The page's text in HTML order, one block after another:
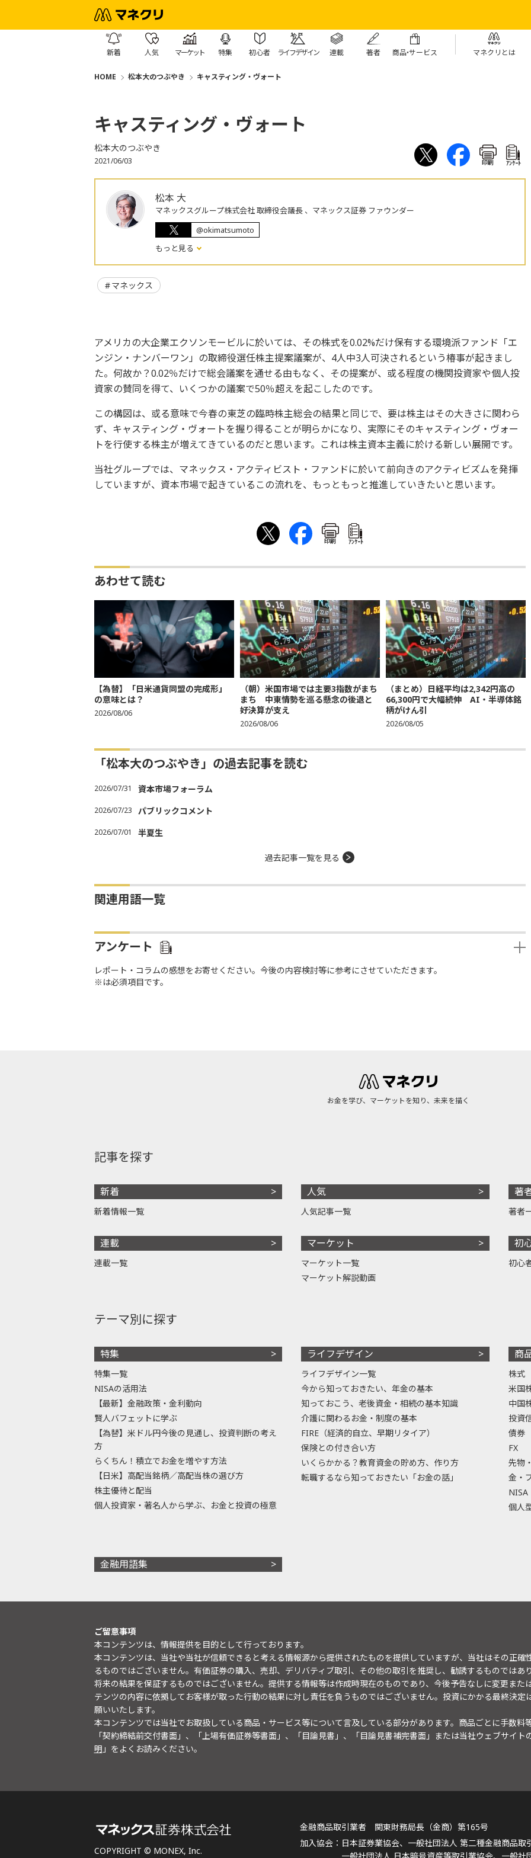
新着 人気 マーケット 特集 初心者 ライフデザイン 連載 著者 商品・サービス マネクリとは
HOME 松本大のつぶやき キャスティング・ヴォート
キャスティング・ヴォート
松本大のつぶやき
2021/06/03 印刷 ｱﾝｹｰﾄ
松本 大
マネックスグループ株式会社 取締役会議長 、マネックス証券 ファウンダー
@okimatsumoto
もっと見る
マネックス
アメリカの大企業エクソンモービルに於いては、その株式を0.02%だけ保有する環境派ファンド「エ
ンジン・ナンバーワン」の取締役選任株主提案議案が、4人中3人可決されるという椿事が起きまし
た。何故か？0.02％だけで総会議案を通せる由もなく、その提案が、或る程度の機関投資家や個人投
資家の賛同を得て、いくつかの議案で50％超えを起こしたのです。
この構図は、或る意味で今春の東芝の臨時株主総会の結果と同じで、要は株主はその大きさに関わら
ず、キャスティング・ヴォートを握り得ることが明らかになり、実際にそのキャスティング・ヴォー
トを行使する株主が増えてきているのだと思います。これは株主資本主義に於ける新しい展開です。
当社グループでは、マネックス・アクティビスト・ファンドに於いて前向きのアクティビズムを発揮
していますが、資本市場で起きているこの流れを、もっともっと推進していきたいと思います。
印刷 ｱﾝｹｰﾄ
あわせて読む
【為替】「日米通貨同盟の完成形」
の意味とは？
2026/08/06
（朝）米国市場では主要3指数がまち
まち 中東情勢を巡る懸念の後退と
好決算が支え
2026/08/06
（まとめ）日経平均は2,342円高の
66,300円で大幅続伸 AI・半導体銘
柄がけん引
2026/08/05
「松本大のつぶやき」の過去記事を読む
2026/07/31 資本市場フォーラム
2026/07/23 パブリックコメント
2026/07/01 半夏生
過去記事一覧を見る
関連用語一覧
アンケート
レポート・コラムの感想をお寄せください。今後の内容検討等に参考にさせていただきます。
※は必須項目です。
お金を学び、マーケットを知り、未来を描く
記事を探す
新着
新着情報一覧
連載
連載一覧
人気
人気記事一覧
マーケット
マーケット一覧
マーケット解説動画
著
著者
初
初心
テーマ別に探す
特集
特集一覧
NISAの活用法
【最新】金融政策・金利動向
賢人バフェットに学ぶ
【為替】米ドル円今後の見通し、投資判断の考え
方
らくちん！積立でお金を増やす方法
【日米】高配当銘柄／高配当株の選び方
株主優待と配当
個人投資家・著名人から学ぶ、お金と投資の極意
ライフデザイン
ライフデザイン一覧
今から知っておきたい、年金の基本
知っておこう、老後資金・相続の基本知識
介護に関わるお金・制度の基本
FIRE（経済的自立、早期リタイア）
保険との付き合い方
いくらかかる？教育資金の貯め方、作り方
転職するなら知っておきたい「お金の話」
商
株式
米国
中国
投資
債券
FX
先物
金・
NISA
個人
金融用語集
ご留意事項
本コンテンツは、情報提供を目的として行っております。
本コンテンツは、当社や当社が信頼できると考える情報源から提供されたものを提供していますが、当社はその正
るものではございません。有価証券の購入、売却、デリバティブ取引、その他の取引を推奨し、勧誘するものではあ
将来の結果を保証するものではございません。提供する情報等は作成時現在のものであり、今後予告なしに変更また
テンツの内容に依拠してお客様が取った行動の結果に対し責任を負うものではございません。投資にかかる最終決
願いいたします。
本コンテンツでは当社でお取扱している商品・サービス等について言及している部分があります。商品ごとに手数料
「契約締結前交付書面」、「上場有価証券等書面」、「目論見書」、「目論見書補完書面」または当社ウェブサイト
明 」をよくお読みください。
COPYRIGHT © MONEX, Inc.
金融商品取引業者 関東財務局長（金商）第165号
日本証券業協会、一般社団法人 第二種金融商品取